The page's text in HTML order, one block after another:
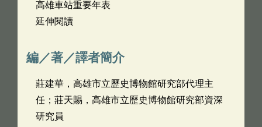
高雄車站重要年表
延伸閱讀
編／著／譯者簡介
莊建華，高雄市立歷史博物館研究部代理主
任；莊天賜，高雄市立歷史博物館研究部資深
研究員